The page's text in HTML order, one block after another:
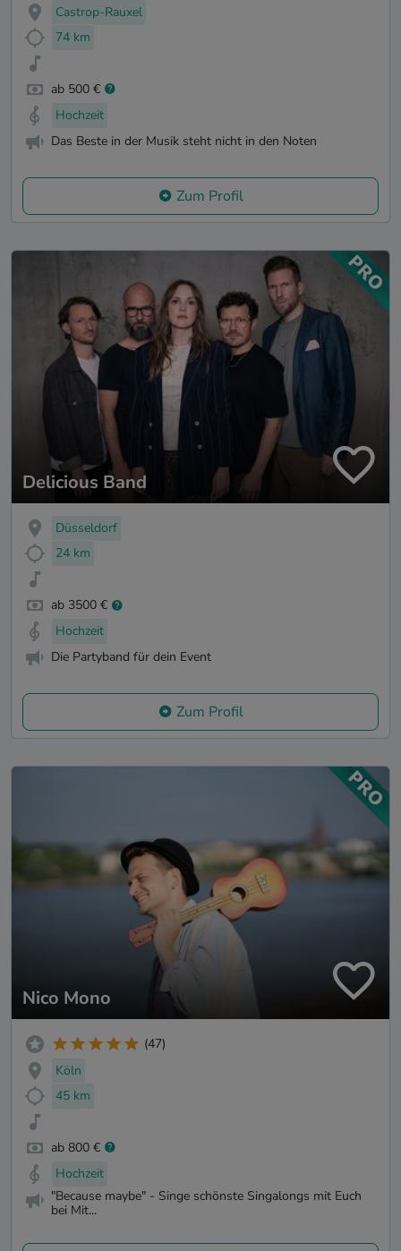
Castrop-Rauxel
74 km
ab 500 €
Hochzeit
Das Beste in der Musik steht nicht in den Noten
Zum Profil
Delicious Band
Düsseldorf
24 km
ab 3500 €
Hochzeit
Die Partyband für dein Event
Zum Profil
Nico Mono
(47)
Köln
45 km
ab 800 €
Hochzeit
"Because maybe" - Singe schönste Singalongs mit Euch
bei Mit...